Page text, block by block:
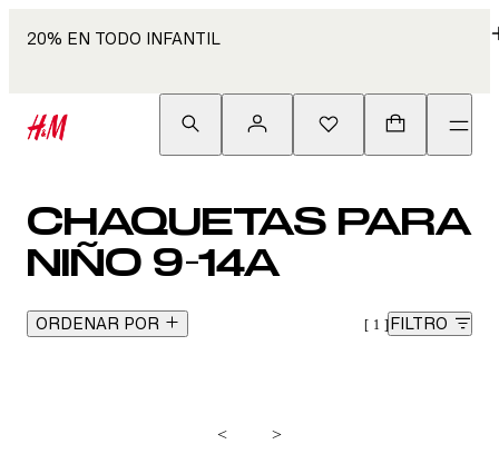
20% EN TODO INFANTIL
CHAQUETAS PARA
NIÑO 9-14A
ORDENAR POR 1 FILTRO
< >